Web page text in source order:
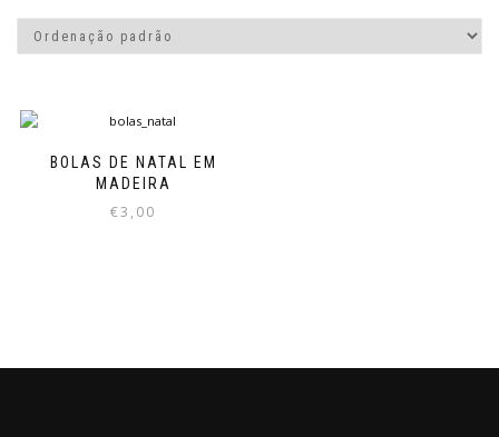
BOLAS DE NATAL EM
MADEIRA
€3,00